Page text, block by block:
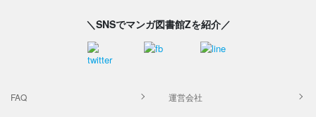
＼SNSでマンガ図書館Zを紹介／
FAQ 運営会社